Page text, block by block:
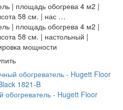
| площадь обогрева 4 м2 |
58 см. | нас …
| площадь обогрева 4 м2 |
58 см. | настольный |
мощности
обогреватель - Hugett Floor